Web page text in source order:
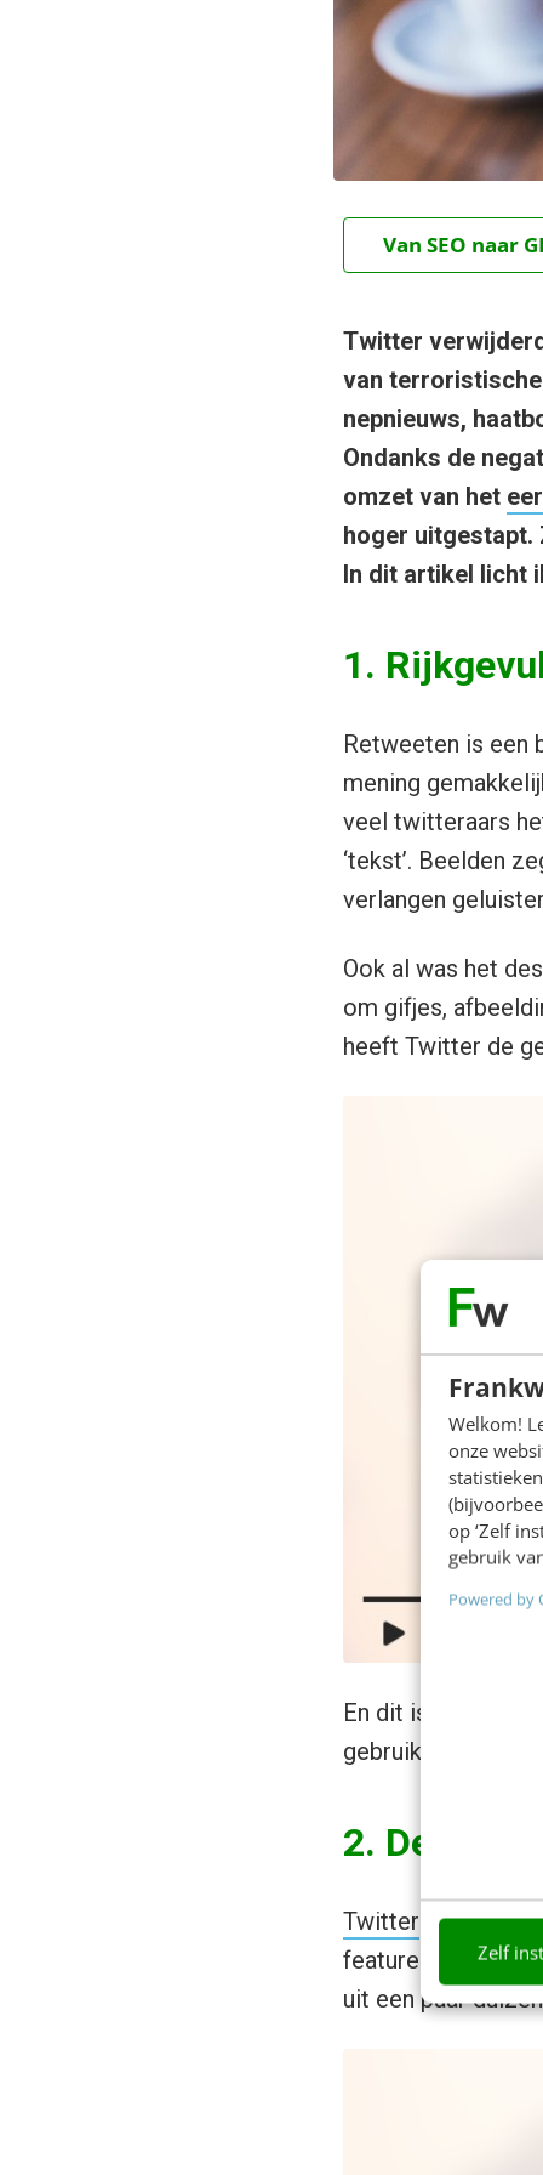
Welkom!
onze
op ‘Zelf
gebruik
Powered by
Zelf
Van SEO naar
Twitter
van
nepnieuws,
Ondanks de
omzet van het
hoger uitgestapt.
In dit artikel licht
1.
Retweeten is een
mening
veel twitteraars
‘tekst’. Beelden
verlangen
Ook al was het
om gifjes,
heeft Twitter de
En dit is niet het
gebruikers:
2. De
Twitter
features kunnen
uit een paar